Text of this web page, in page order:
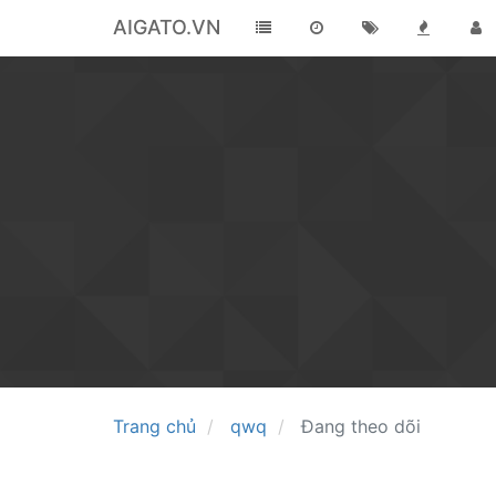
AIGATO.VN
Trang chủ qwq Đang theo dõi